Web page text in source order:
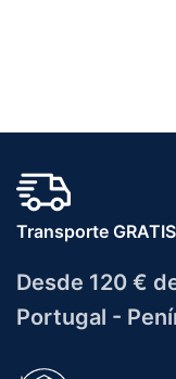
Transporte GRATIS
Desde 120 €
Portugal -